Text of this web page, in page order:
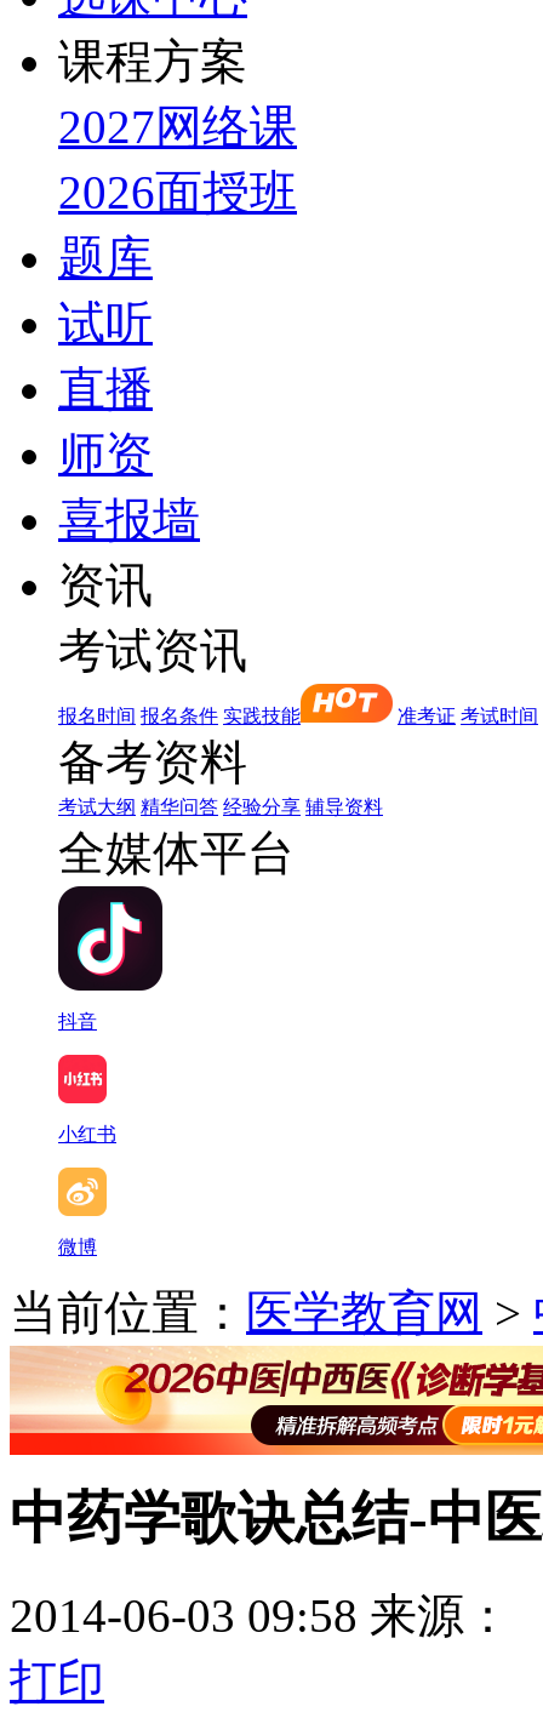
课程方案
2027网络课
2026面授班
题库
试听
直播
师资
喜报墙
资讯
考试资讯
报名时间 报名条件 实践技能 准考证 考试时间
备考资料
考试大纲 精华问答 经验分享 辅导资料
全媒体平台
抖音
小红书
微博
当前位置： 医学教育网 >
中药学歌诀总结-中
2014-06-03 09:58 来源：
打印